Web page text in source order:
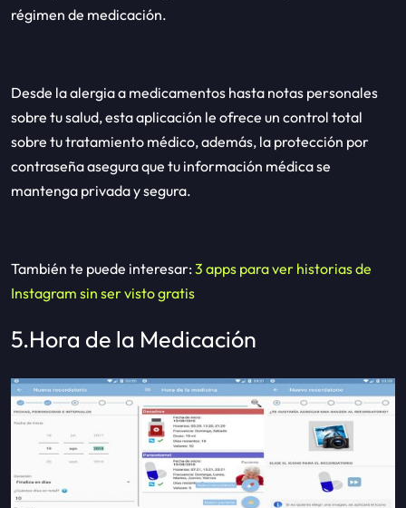
régimen de medicación.
Desde la alergia a medicamentos hasta notas personales
sobre tu salud, esta aplicación le ofrece un control total
sobre tu tratamiento médico, además, la protección por
contraseña asegura que tu información médica se
mantenga privada y segura.
También te puede interesar: 3 apps para ver historias de
Instagram sin ser visto gratis
5.Hora de la Medicación